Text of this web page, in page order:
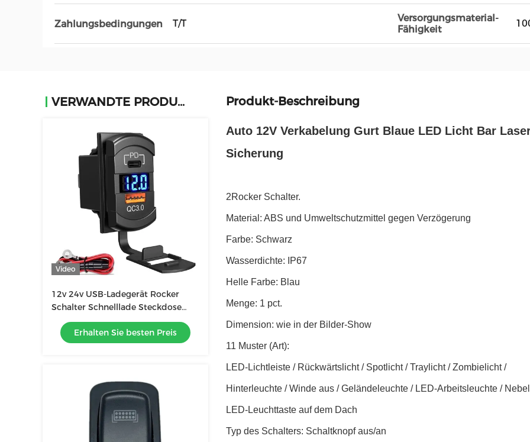
Zahlungsbedingungen T/T
Versorgungsmaterial-
Fähigkeit
VERWANDTE PRODUKTE
Video
12v 24v USB-Ladegerät Rocker
Schalter Schnelllade Steckdose
wasserdicht Quick Dual Pd Qc3.0
für Autos Boot
Erhalten Sie besten Preis
Produkt-Beschreibung
Auto 12V Verkabelung Gurt Blaue LED Licht Bar
Sicherung
2Rocker Schalter.
Material: ABS und Umweltschutzmittel gegen Verzögerung
Farbe: Schwarz
Wasserdichte: IP67
Helle Farbe: Blau
Menge: 1 pct.
Dimension: wie in der Bilder-Show
11 Muster (Art):
LED-Lichtleiste / Rückwärtslicht / Spotlicht / Traylicht / Zombielicht /
Hinterleuchte / Winde aus / Geländeleuchte / LED-Arbeitsleuchte /
LED-Leuchttaste auf dem Dach
Typ des Schalters: Schaltknopf aus/an